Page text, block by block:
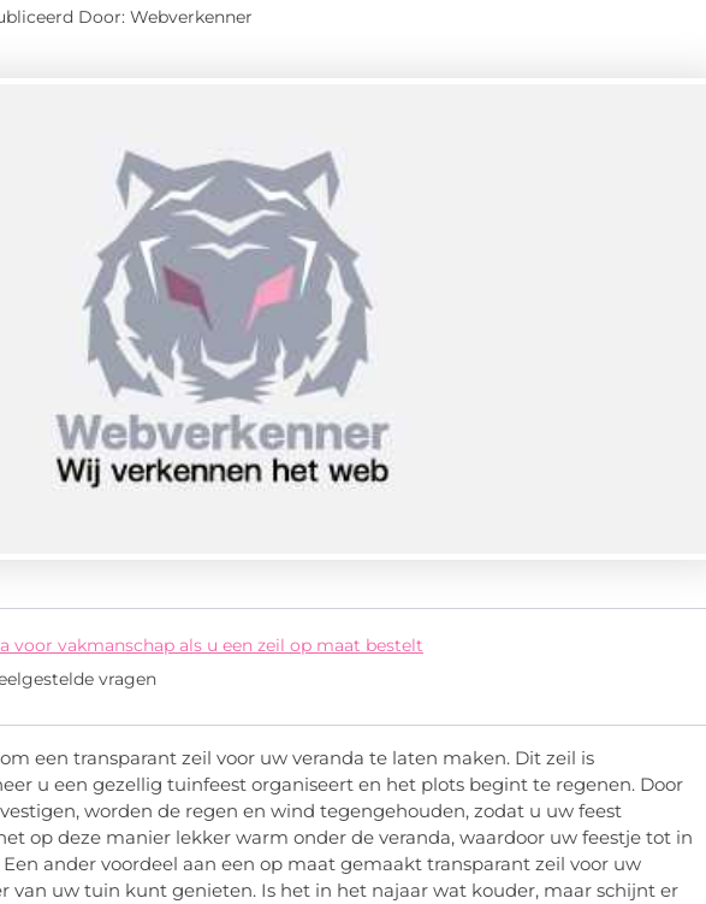
Door: Webverkenner
voor vakmanschap als u een zeil op maat bestelt
vragen
een transparant zeil voor uw veranda te laten maken. Dit zeil is
u een gezellig tuinfeest organiseert en het plots begint te regenen. Door
worden de regen en wind tegengehouden, zodat u uw feest
op deze manier lekker warm onder de veranda, waardoor uw feestje tot in
ander voordeel aan een op maat gemaakt transparant zeil voor uw
van uw tuin kunt genieten. Is het in het najaar wat kouder, maar schijnt er